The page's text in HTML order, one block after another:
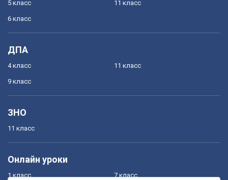
5 класс
6 класс
11 класс
ДПА
4 класс
9 класс
11 класс
ЗНО
11 класс
Онлайн уроки
1 класс 7 класс